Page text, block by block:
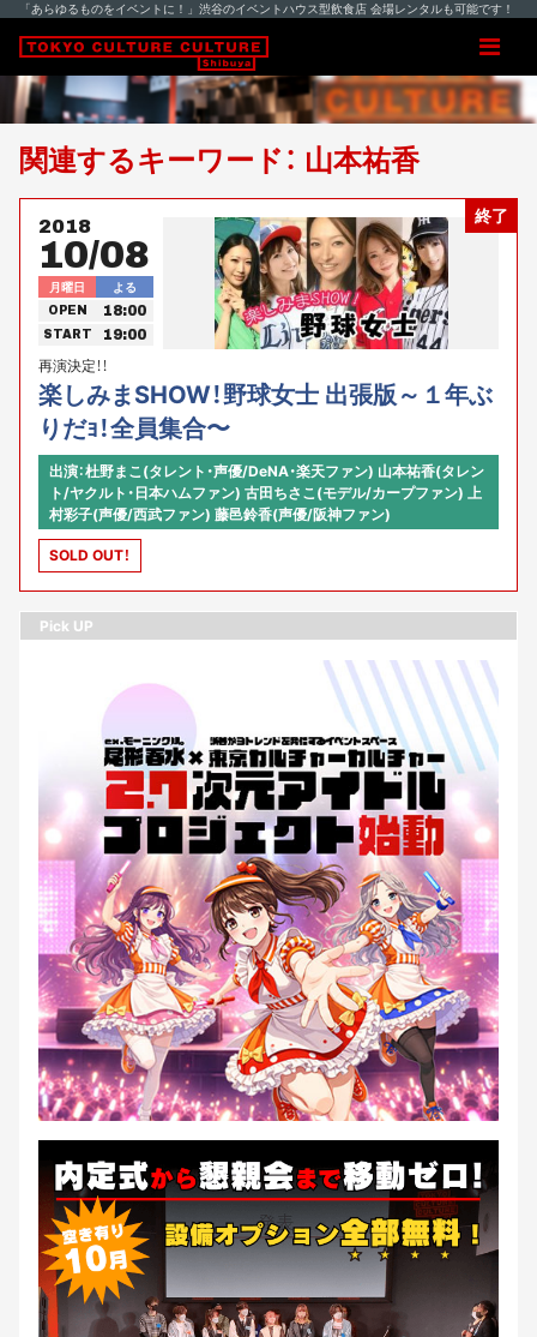
「あらゆるものをイベントに！」渋谷のイベントハウス型飲食店 会場レンタルも可能です！
関連するキーワード： 山本祐香
終了
2018
10/08
月曜日 よる
OPEN 18:00
START 19:00
再演決定！！
楽しみまSHOW！野球女士 出張版～１年ぶ
りだｮ！全員集合〜
出演：杜野まこ(タレント・声優/DeNA・楽天ファン) 山本祐香(タレン
ト/ヤクルト・日本ハムファン) 古田ちさこ(モデル/カープファン) 上
村彩子(声優/西武ファン) 藤邑鈴香(声優/阪神ファン)
SOLD OUT！
Pick UP